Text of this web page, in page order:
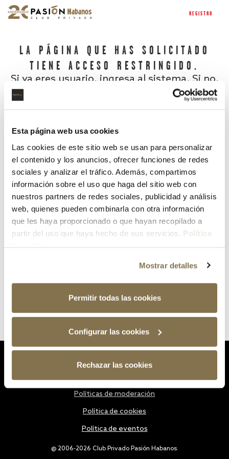
Esta página web usa cookies
Las cookies de este sitio web se usan para personalizar
el contenido y los anuncios, ofrecer funciones de redes
sociales y analizar el tráfico. Además, compartimos
información sobre el uso que haga del sitio web con
nuestros partners de redes sociales, publicidad y análisis
web, quienes pueden combinarla con otra información
que les haya proporcionado o que hayan recopilado a
partir del uso que haya hecho de sus servicios. Política
Mostrar detalles
Permitir todas las cookies
Configurar las cookies
Rechazar las cookies
REGISTRO
LA PÁGINA QUE HAS SOLICITADO
TIENE ACCESO RESTRINGIDO.
Si ya eres usuario, ingresa al sistema. Si no,
¿Has olvidado tu contraseña?
@ 2006-2026 Club Privado Pasión Habanos.
Políticas de moderación
Política de cookies
Política de eventos